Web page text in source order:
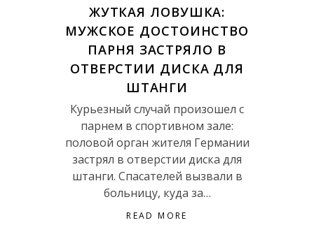
ЖУТКАЯ ЛОВУШКА:
МУЖСКОЕ ДОСТОИНСТВО
ПАРНЯ ЗАСТРЯЛО В
ОТВЕРСТИИ ДИСКА ДЛЯ
ШТАНГИ
Курьезный случай произошел с
парнем в спортивном зале:
половой орган жителя Германии
застрял в отверстии диска для
штанги. Спасателей вызвали в
больницу, куда за…
READ MORE